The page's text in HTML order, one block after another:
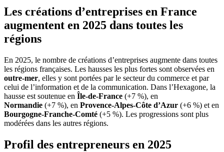
Les créations d’entreprises en France
augmentent en 2025 dans toutes les
régions
En 2025, le nombre de créations d’entreprises augmente dans toutes
les régions françaises. Les hausses les plus fortes sont observées en
outre‑mer, elles y sont portées par le secteur du commerce et par
celui de l’information et de la communication. Dans l’Hexagone, la
hausse est soutenue en Île‑de‑France (+7 %), en
Normandie (+7 %), en Provence‑Alpes‑Côte d’Azur (+6 %) et en
Bourgogne‑Franche‑Comté (+5 %). Les progressions sont plus
modérées dans les autres régions.
Profil des entrepreneurs en 2025